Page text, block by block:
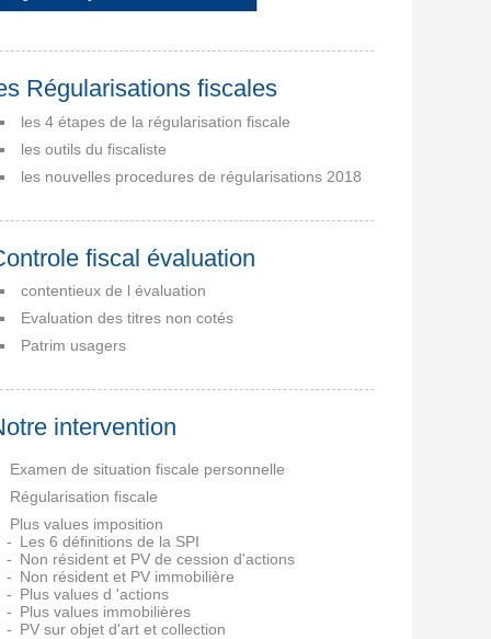
Régularisations fiscales
les 4 étapes de la régularisation fiscale
les outils du fiscaliste
les nouvelles procedures de régularisations 2018
fiscal évaluation
contentieux de l évaluation
Evaluation des titres non cotés
Patrim usagers
intervention
Examen de situation fiscale personnelle
Régularisation fiscale
Plus values imposition
Les 6 définitions de la SPI
Non résident et PV de cession d'actions
Non résident et PV immobilière
Plus values d 'actions
Plus values immobilières
PV sur objet d'art et collection